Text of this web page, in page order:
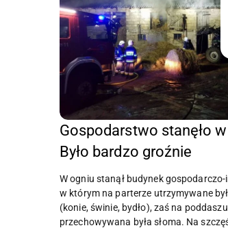
Gospodarstwo stanęło
Było bardzo groźnie
W ogniu stanął budynek
w którym na parterze utrzymywane
(konie, świnie, bydło), zaś na poddaszu
przechowywana była słoma. Na